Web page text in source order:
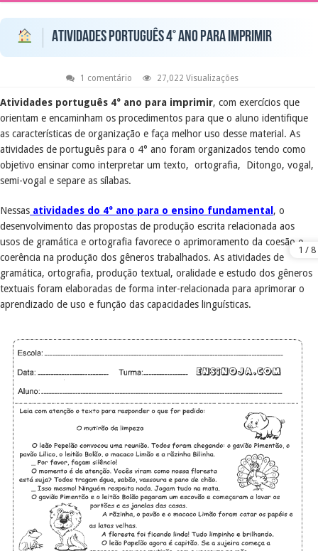
Atividades Português 4° ano Para Imprimir
1 comentário 27,022 Visualizações
Atividades português 4° ano para imprimir, com exercícios que
orientam e encaminham os procedimentos para que o aluno identifique
as características de organização e faça melhor uso desse material. As
atividades de português para o 4° ano foram organizados tendo como
objetivo ensinar como interpretar um texto, ortografia, Ditongo, vogal,
semi-vogal e separe as sílabas.
Nessas atividades do 4° ano para o ensino fundamental , o
desenvolvimento das propostas de produção escrita relacionada aos
usos de gramática e ortografia favorece o aprimoramento da coesão e
coerência na produção dos gêneros trabalhados. As atividades de
gramática, ortografia, produção textual, oralidade e estudo dos gêneros
textuais foram elaboradas de forma inter-relacionada para aprimorar o
aprendizado de uso e função das capacidades linguísticas.